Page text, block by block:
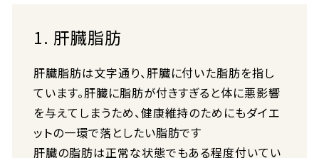
1. 肝臓脂肪
肝臓脂肪は文字通り、肝臓に付いた脂肪を指し
ています。肝臓に脂肪が付きすぎると体に悪影響
を与えてしまうため、健康維持のためにもダイエ
ットの一環で落としたい脂肪です
肝臓の脂肪は正常な状態でもある程度付いてい